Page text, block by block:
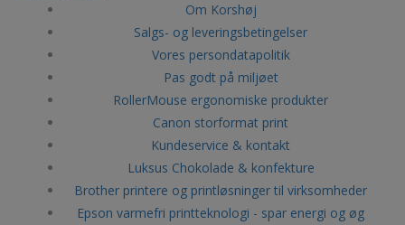
Om Korshøj
Salgs- og leveringsbetingelser
Vores persondatapolitik
Pas godt på miljøet
RollerMouse ergonomiske produkter
Canon storformat print
Kundeservice & kontakt
Luksus Chokolade & konfekture
Brother printere og printløsninger til virksomheder
Epson varmefri printteknologi - spar energi og øg